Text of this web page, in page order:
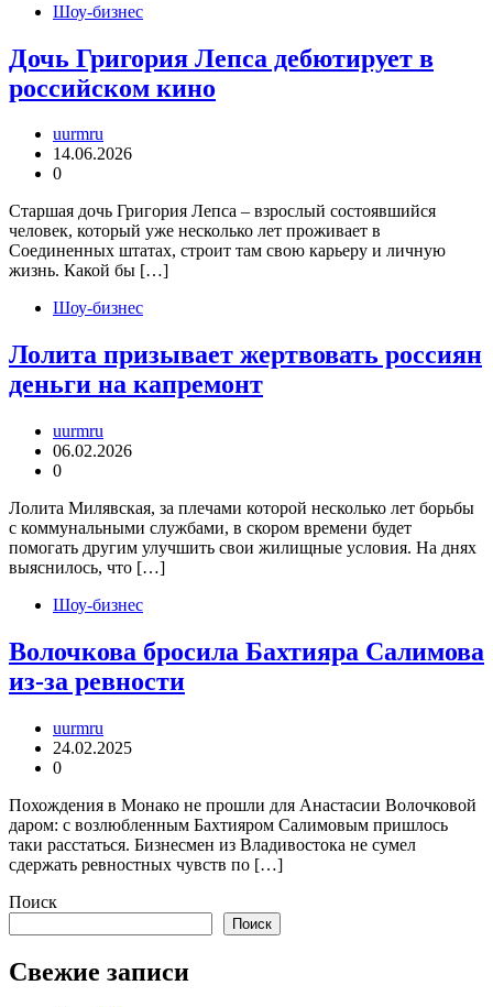
Шоу-бизнес
Дочь Григория Лепса дебютирует в
российском кино
uurmru
14.06.2026
0
Старшая дочь Григория Лепса – взрослый состоявшийся
человек, который уже несколько лет проживает в
Соединенных штатах, строит там свою карьеру и личную
жизнь. Какой бы […]
Шоу-бизнес
Лолита призывает жертвовать россиян
деньги на капремонт
uurmru
06.02.2026
0
Лолита Милявская, за плечами которой несколько лет борьбы
с коммунальными службами, в скором времени будет
помогать другим улучшить свои жилищные условия. На днях
выяснилось, что […]
Шоу-бизнес
Волочкова бросила Бахтияра Салимова
из-за ревности
uurmru
24.02.2025
0
Похождения в Монако не прошли для Анастасии Волочковой
даром: с возлюбленным Бахтияром Салимовым пришлось
таки расстаться. Бизнесмен из Владивостока не сумел
сдержать ревностных чувств по […]
Поиск
Поиск
Свежие записи